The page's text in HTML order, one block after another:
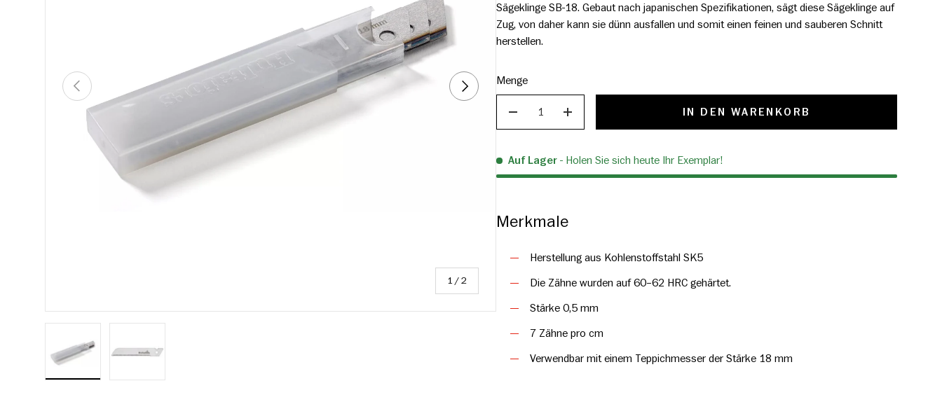
VORHERIGE
1 /von
2
NÄCHSTE
Sägeklinge SB-18. Gebaut nach japanischen Spezifikationen, sägt diese Sägeklinge auf
Zug, von daher kann sie dünn ausfallen und somit einen feinen und sauberen Schnitt
herstellen.
Menge
VERRINGERNERHÖHEN IN DEN WARENKORB
Auf Lager - Holen Sie sich heute Ihr Exemplar!
Merkmale
Herstellung aus Kohlenstoffstahl SK5
Die Zähne wurden auf 60–62 HRC gehärtet.
Stärke 0,5 mm
7 Zähne pro cm
Verwendbar mit einem Teppichmesser der Stärke 18 mm